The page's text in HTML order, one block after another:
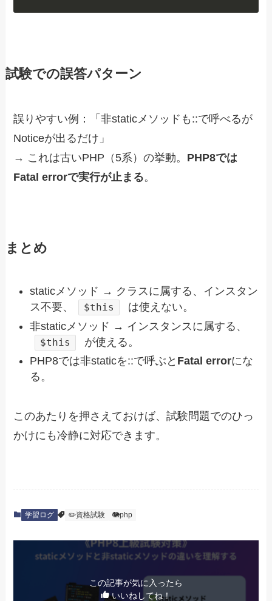
試験での誤答パターン
誤りやすい例：「非staticメソッドも::で呼べるが
Noticeが出るだけ」
→ これは古いPHP（5系）の挙動。 PHP8では
Fatal errorで実行が止まる。
まとめ
staticメソッド → クラスに属する、インスタン
ス不要、
$this
は使えない。
非staticメソッド → インスタンスに属する、
$this
が使える。
PHP8では非staticを::で呼ぶと Fatal errorにな
る。
このあたりを押さえておけば、試験問題でのひっ
かけにも冷静に対応できます。
学習ログ ✏️資格試験 🐘php
この記事が気に入ったら
いいねしてね！